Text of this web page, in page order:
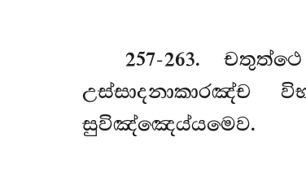
257-263.
උස්සාදනාකාරඤ්ච
සුවිඤ්ඤෙය්යමෙව.